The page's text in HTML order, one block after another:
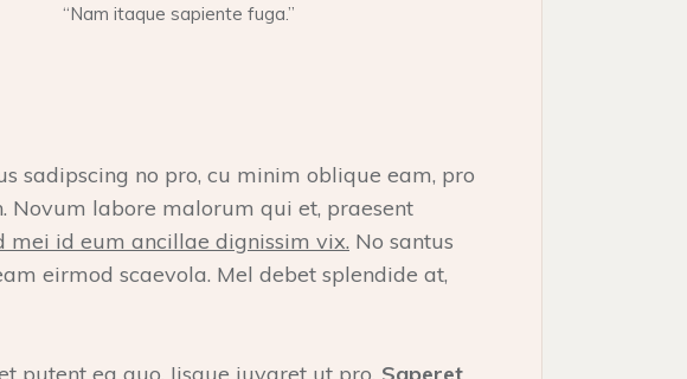
“Nam itaque sapiente fuga.”
sadipscing no pro, cu minim oblique eam, pro
Novum labore malorum qui et, praesent
mei id eum ancillae dignissim vix. No santus
eirmod scaevola. Mel debet splendide at,